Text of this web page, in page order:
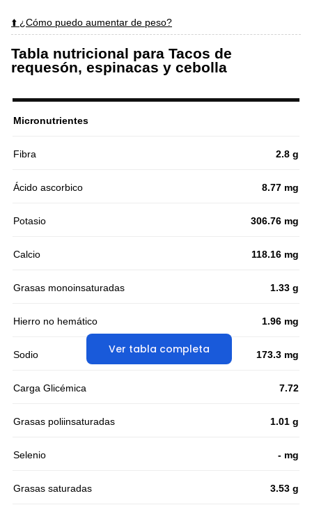
⬆️ ¿Cómo puedo aumentar de peso?
Tabla nutricional para Tacos de
requesón, espinacas y cebolla
Ver tabla completa
Micronutrientes
Fibra 2.8 g
Ácido ascorbico 8.77 mg
Potasio 306.76 mg
Calcio 118.16 mg
Grasas monoinsaturadas 1.33 g
Hierro no hemático 1.96 mg
Sodio 173.3 mg
Carga Glicémica 7.72
Grasas poliinsaturadas 1.01 g
Selenio - mg
Grasas saturadas 3.53 g